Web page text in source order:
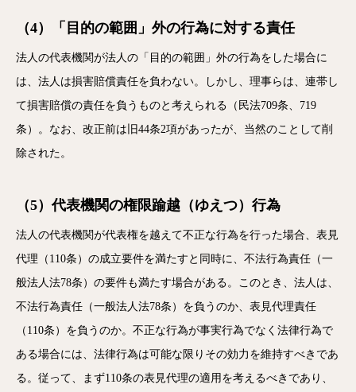
（4）「目的の範囲」外の行為に対する責任
法人の代表機関が法人の「目的の範囲」外の行為をした場合に
は、法人は損害賠償責任を負わない。しかし、理事らは、連帯し
て損害賠償の責任を負うものと考えられる（民法709条、719
条）。なお、改正前は旧44条2項があったが、当然のことして削
除された。
（5）代表機関の権限踰越（ゆえつ）行為
法人の代表機関が代表権を越えて不正な行為を行った場合、表見
代理（110条）の成立要件を満たすと同時に、不法行為責任（一
般法人法78条）の要件も満たす場合がある。このとき、法人は、
不法行為責任（一般法人法78条）を負うのか、表見代理責任
（110条）を負うのか。不正な行為が事実行為でなく法律行為で
ある場合には、法律行為は可能な限りその効力を維持すべきであ
る。従って、まず110条の表見代理の適用を考えるべきであり、